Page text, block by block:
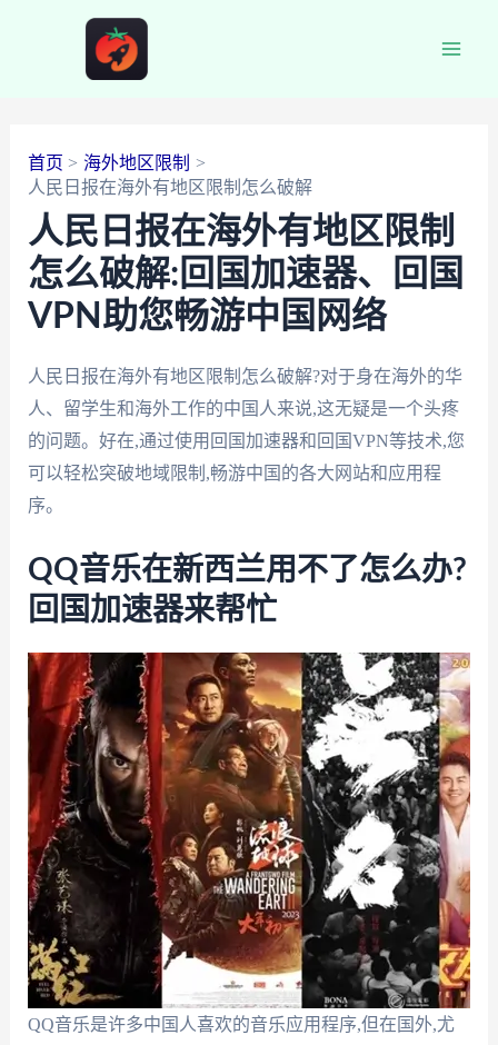
首页
海外地区限制
人民日报在海外有地区限制怎么破解
人民日报在海外有地区限制
怎么破解:回国加速器、回国
VPN助您畅游中国网络
人民日报在海外有地区限制怎么破解?对于身在海外的华
人、留学生和海外工作的中国人来说,这无疑是一个头疼
的问题。好在,通过使用回国加速器和回国VPN等技术,您
可以轻松突破地域限制,畅游中国的各大网站和应用程
序。
QQ音乐在新西兰用不了怎么办?
回国加速器来帮忙
QQ音乐是许多中国人喜欢的音乐应用程序,但在国外,尤